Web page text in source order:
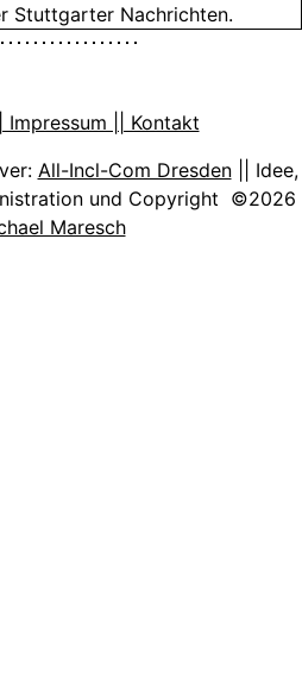
Impressum || Kontakt
All-Incl-Com Dresden|| Idee,
und Copyright ©2026
Maresch